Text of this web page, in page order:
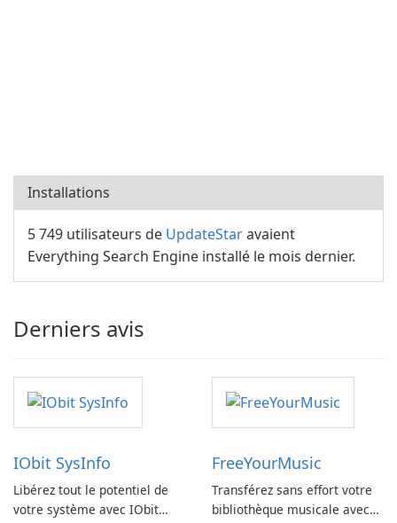
Installations
5 749 utilisateurs de UpdateStaravaient
Everything Search Engine installé le mois dernier.
Derniers avis
IObit SysInfo
Libérez tout le potentiel de
votre système avec IObit
FreeYourMusic
Transférez sans effort votre
bibliothèque musicale avec